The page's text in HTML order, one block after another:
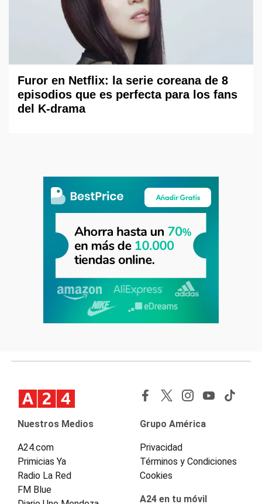
Furor en Netflix: la serie coreana de 8
episodios que es perfecta para los fans
del K-drama
Nuestros Medios
A24.com
Primicias Ya
Radio La Red
FM Blue
Grupo América
Privacidad
Términos y Condiciones
Cookies
A24 en tu móvil